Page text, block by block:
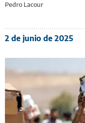
Pedro Lacour
2 de junio de 2025